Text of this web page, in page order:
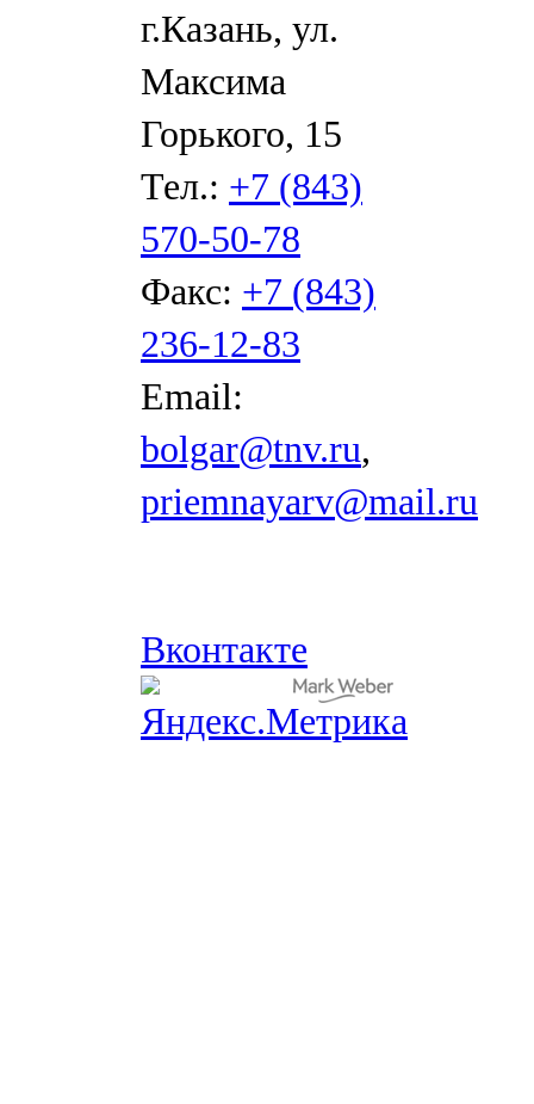
г.Казань, ул.
Максима
Горького, 15
Тел.: +7 (843)
570-50-78
Факс: +7 (843)
236-12-83
Email:
bolgar@tnv.ru,
priemnayarv@mail.ru
Вконтакте